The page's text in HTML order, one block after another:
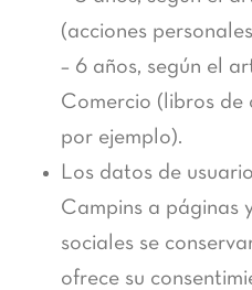
(acciones
– 6 años, según el
Comercio (libros
por ejemplo).
Los datos de
Campins a páginas
sociales se
ofrece su